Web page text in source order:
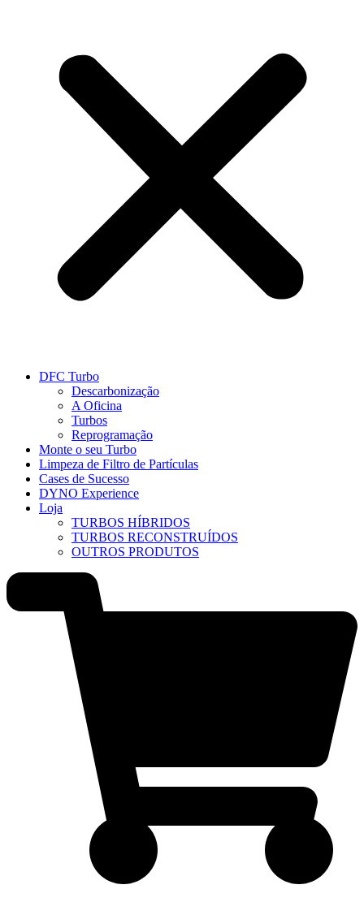
DFC Turbo
Descarbonização
A Oficina
Turbos
Reprogramação
Monte o seu Turbo
Limpeza de Filtro de Partículas
Cases de Sucesso
DYNO Experience
Loja
TURBOS HÍBRIDOS
TURBOS RECONSTRUÍDOS
OUTROS PRODUTOS